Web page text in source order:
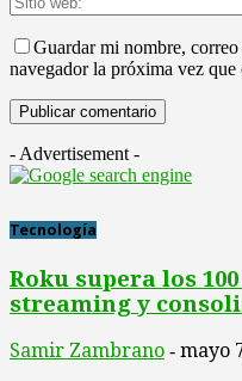
Guardar mi nombre,
navegador la próxima vez que
- Advertisement -
Tecnología
Roku supera los
streaming y
Samir Zambrano - mayo